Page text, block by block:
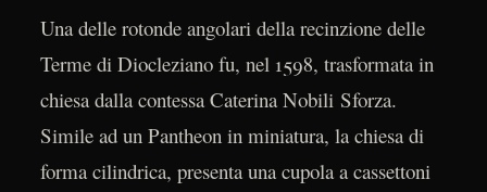
Una delle rotonde angolari della recinzione delle
Terme di Diocleziano fu, nel 1598, trasformata in
chiesa dalla contessa Caterina Nobili Sforza.
Simile ad un Pantheon in miniatura, la chiesa di
forma cilindrica, presenta una cupola a cassettoni